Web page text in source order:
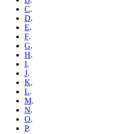
C.
D.
E.
F.
G.
H.
I.
J.
K.
L.
M.
N.
O.
P.